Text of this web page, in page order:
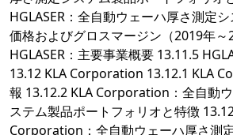
HGLASER：全自動ウェーハ厚さ測定
価格およびグロスマージン（2019年
HGLASER：主要事業概要 13.11.5
13.12 KLA Corporation 13.12.1 KLA
報 13.12.2 KLA Corporation：全自動
ステム製品ポートフォリオと特徴
Corporation：全自動ウェーハ厚さ測